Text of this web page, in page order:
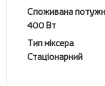
Споживана
400 Вт
Тип міксера
Стаціонарний